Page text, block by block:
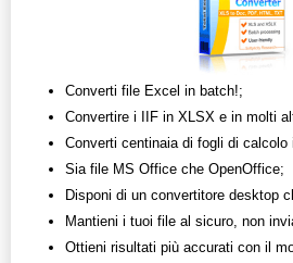
Converti file Excel in batch!;
Convertire i IIF in XLSX e in molti
Converti centinaia di fogli di calcolo
Sia file MS Office che OpenOffice;
Disponi di un convertitore desktop
Mantieni i tuoi file al sicuro, non
Ottieni risultati più accurati con il